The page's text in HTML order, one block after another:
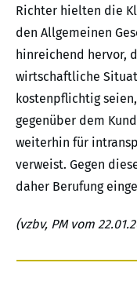
Richter hielten die
den Allgemeinen
hinreichend hervor,
wirtschaftliche
kostenpflichtig
gegenüber dem
weiterhin für
verweist. Gegen
daher Berufung
(vzbv, PM vom